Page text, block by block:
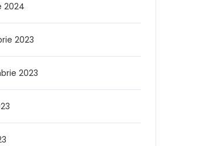
2024
2023
2023